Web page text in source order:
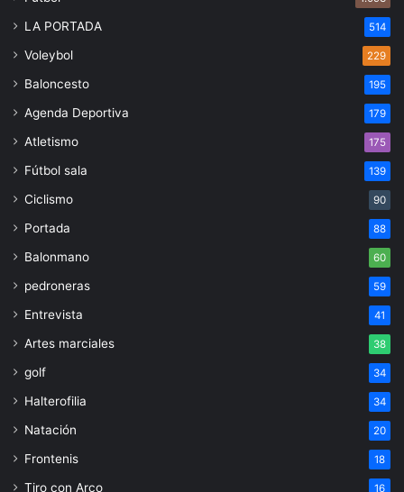
LA PORTADA 514
Voleybol 229
Baloncesto 195
Agenda Deportiva 179
Atletismo 175
Fútbol sala 139
Ciclismo 90
Portada 88
Balonmano 60
pedroneras 59
Entrevista 41
Artes marciales 38
golf 34
Halterofilia 34
Natación 20
Frontenis 18
Tiro con Arco 16